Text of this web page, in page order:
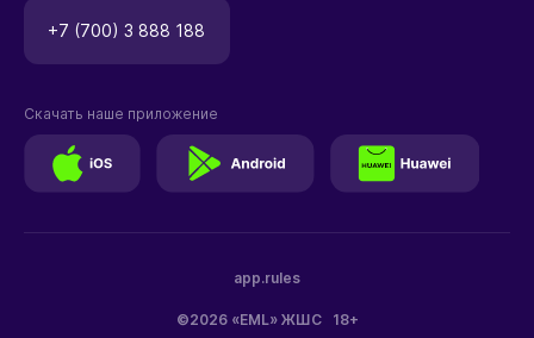
+7 (700) 3 888 188
©2026 «EML» ЖШС 18+
app.rules
Скачать наше приложение